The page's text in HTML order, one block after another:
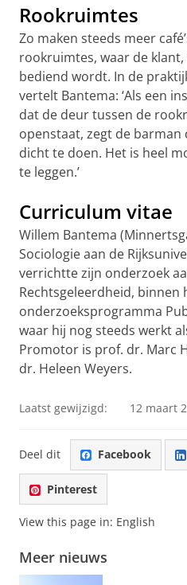
Rookruimtes
Zo maken steeds meer
rookruimtes, waar de
bediend wordt. In de
vertelt Bantema: ‘Als een
dat de deur tussen de
openstaat, zegt de barman
dicht te doen. Het is heel
te leggen.’
Curriculum vitae
Willem Bantema
Sociologie aan de
verrichtte zijn onderzoek
Rechtsgeleerdheid, binnen
onderzoeksprogramma
waar hij nog steeds werkt
Promotor is prof. dr. Marc
dr. Heleen Weyers.
Laatst gewijzigd: 12 maart
Deel dit Facebook
Pinterest
View this page in: English
Meer nieuws